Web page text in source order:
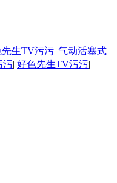
先生TV污污| 气动活塞式
污| 好色先生TV污污|